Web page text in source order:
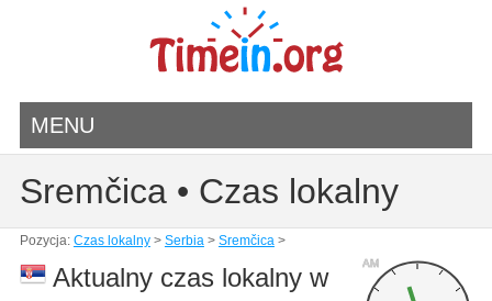
MENU
Sremčica • Czas lokalny
Pozycja: Czas lokalny> Serbia> Sremčica>
AM
Aktualny czas lokalny w